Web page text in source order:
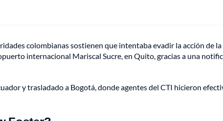
colombianas sostienen que intentaba evadir la acción de la
internacional Mariscal Sucre, en Quito, gracias a una
y trasladado a Bogotá, donde agentes del CTI hicieron